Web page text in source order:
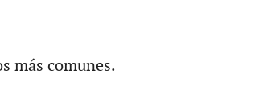
más comunes.